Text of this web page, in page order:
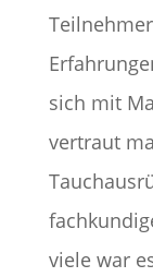
sich mit
vertraut
viele war